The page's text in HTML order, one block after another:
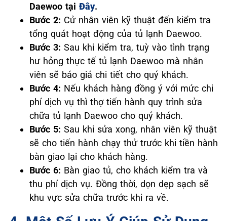
Daewoo tại Đây.
Bước 2: Cử nhân viên kỹ thuật đến kiểm tra
tổng quát hoạt động của tủ lạnh Daewoo.
Bước 3: Sau khi kiểm tra, tuỳ vào tình trạng
hư hỏng thực tế tủ lạnh Daewoo mà nhân
viên sẽ báo giá chi tiết cho quý khách.
Bước 4: Nếu khách hàng đồng ý với mức chi
phí dịch vụ thì thợ tiến hành quy trình sửa
chữa tủ lạnh Daewoo cho quý khách.
Bước 5: Sau khi sửa xong, nhân viên kỹ thuật
sẽ cho tiến hành chạy thử trước khi tiền hành
bàn giao lại cho khách hàng.
Bước 6: Bàn giao tủ, cho khách kiểm tra và
thu phí dịch vụ. Đồng thời, dọn dẹp sạch sẽ
khu vực sửa chữa trước khi ra về.